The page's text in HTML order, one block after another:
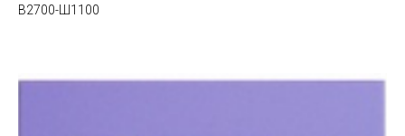
В2700-Ш1100